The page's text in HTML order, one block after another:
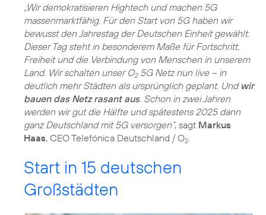
„Wir demokratisieren Hightech und machen 5G
massenmarktfähig. Für den Start von 5G haben wir
bewusst den Jahrestag der Deutschen Einheit gewählt.
Dieser Tag steht in besonderem Maße für Fortschritt,
Freiheit und die Verbindung von Menschen in unserem
Land. Wir schalten unser O25G Netz nun live – in
deutlich mehr Städten als ursprünglich geplant. Und wir
bauen das Netz rasant aus. Schon in zwei Jahren
werden wir gut die Hälfte und spätestens 2025 dann
ganz Deutschland mit 5G versorgen“, sagt Markus
Haas, CEO Telefónica Deutschland / O2
Start in 15 deutschen
Großstädten